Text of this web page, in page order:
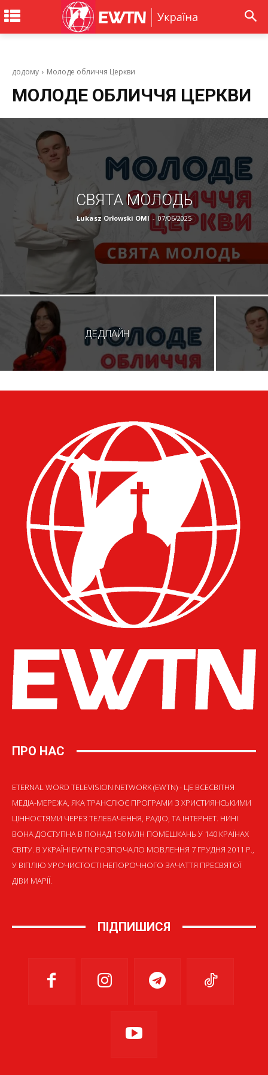
додому Молоде обличчя Церкви
МОЛОДЕ ОБЛИЧЧЯ ЦЕРКВИ
СВЯТА МОЛОДЬ
Łukasz Orłowski OMI - 07/06/2025
ДЕДЛАЙН
ПРО НАС
ETERNAL WORD TELEVISION NETWORK (EWTN) - ЦЕ ВСЕСВІТНЯ
МЕДІА-МЕРЕЖА, ЯКА ТРАНСЛЮЄ ПРОГРАМИ З ХРИСТИЯНСЬКИМИ
ЦІННОСТЯМИ ЧЕРЕЗ ТЕЛЕБАЧЕННЯ, РАДІО, ТА ІНТЕРНЕТ. НИНІ
ВОНА ДОСТУПНА В ПОНАД 150 МЛН ПОМЕШКАНЬ У 140 КРАЇНАХ
СВІТУ. В УКРАЇНІ EWTN РОЗПОЧАЛО МОВЛЕННЯ 7 ГРУДНЯ 2011 Р.,
У ВІГІЛІЮ УРОЧИСТОСТІ НЕПОРОЧНОГО ЗАЧАТТЯ ПРЕСВЯТОЇ
ДІВИ МАРІЇ.
ПІДПИШИСЯ